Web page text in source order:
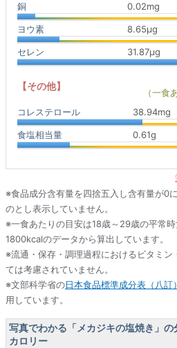
銅 0.02mg
ヨウ素 8.65μg
セレン 31.87μg
【その他】
（一食
コレステロール
38.94mg
食塩相当量 0.61g
※食品成分含有量を四捨五入し含有量が0
のとし表示していません。
※一食あたりの目安は18歳～29歳の平常
1800kcalのデータから算出しています。
※流通・保存・調理過程におけるビタミ
ては考慮されていません。
※文部科学省の日本食品標準成分表（八
用しています。
写真でわかる「メカジキの塩焼き」
カロリー